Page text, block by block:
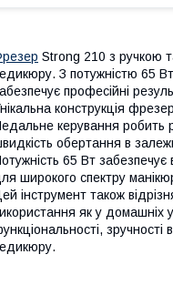
Strong 210 з ручкою
З потужністю 65
професійні
конструкція
керування робить
обертання в
65 Вт забезпечує
широкого спектру
інструмент також
як у домашніх